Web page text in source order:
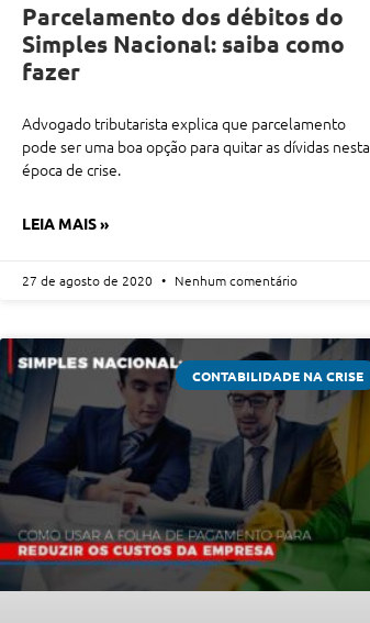
Parcelamento dos débitos do
Simples Nacional: saiba como
fazer
Advogado tributarista explica que parcelamento
pode ser uma boa opção para quitar as dívidas nesta
época de crise.
LEIA MAIS »
27 de agosto de 2020 Nenhum comentário
CONTABILIDADE NA CRISE